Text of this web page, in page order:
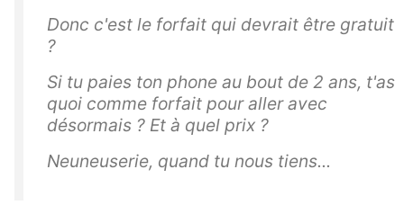
Donc c'est le forfait qui devrait être gratuit
?
Si tu paies ton phone au bout de 2 ans, t'as
quoi comme forfait pour aller avec
désormais ? Et à quel prix ?
Neuneuserie, quand tu nous tiens...